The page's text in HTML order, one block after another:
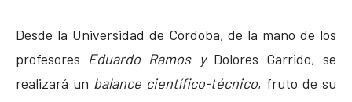
Desde la Universidad de Córdoba, de la mano de los
profesores Eduardo Ramos y Dolores Garrido, se
realizará un balance científico-técnico, fruto de su